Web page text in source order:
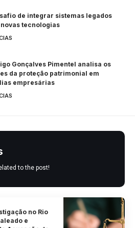
de integrar sistemas legados
tecnologias
Gonçalves Pimentel analisa os
da proteção patrimonial em
empresárias
to the post!
no Rio
e